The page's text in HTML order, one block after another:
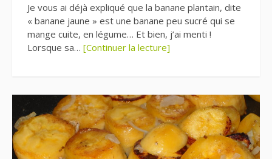
Je vous ai déjà expliqué que la banane plantain, dite
« banane jaune » est une banane peu sucré qui se
mange cuite, en légume… Et bien, j’ai menti !
Lorsque sa… [Continuer la lecture]